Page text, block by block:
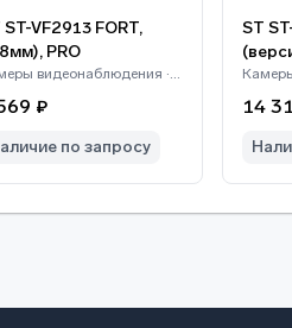
ST-VF2913 FORT,
PRO
Камеры видеонаблюдения · ST
₽
по запросу
ST
4G
14